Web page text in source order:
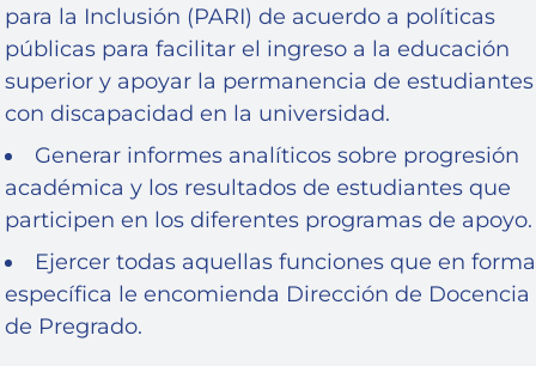
para la Inclusión (PARI) de acuerdo a políticas
públicas para facilitar el ingreso a la educación
superior y apoyar la permanencia de estudiantes
con discapacidad en la universidad.
Generar informes analíticos sobre progresión
académica y los resultados de estudiantes que
participen en los diferentes programas de apoyo.
Ejercer todas aquellas funciones que en forma
específica le encomienda Dirección de Docencia
de Pregrado.